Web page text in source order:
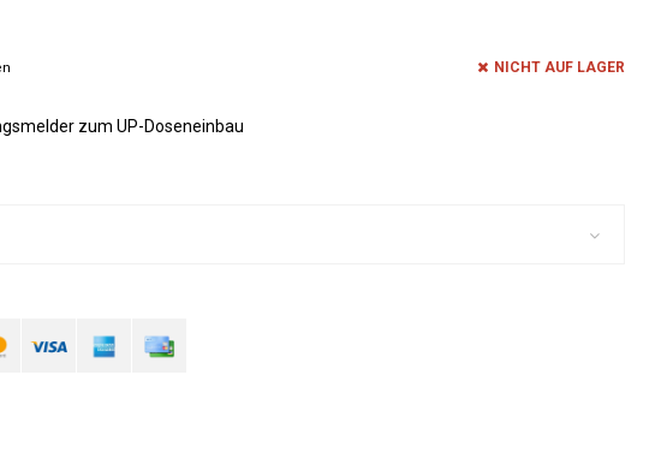
NICHT AUF LAGER
zum UP-Doseneinbau